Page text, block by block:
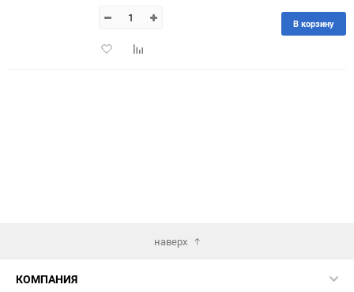
150
ДобавитьДобавить
В корзину
наверх
КОМПАНИЯ